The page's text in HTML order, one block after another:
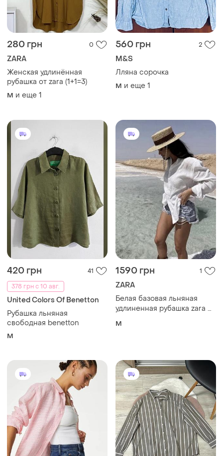
280 грн 0
ZARA
Женская удлинённая
рубашка от zara (1+1=3)
M и еще 1
560 грн 2
M&S
Лляна сорочка
M и еще 1
420 грн
41
378 грн с 10 авг.
United Colors Of Benetton
Рубашка льняная
свободная benetton
M
1590 грн 1
ZARA
Белая базовая льняная
удлиненная рубашка zara ☝️
☝️☝️☝️☝️☝️☝️
M